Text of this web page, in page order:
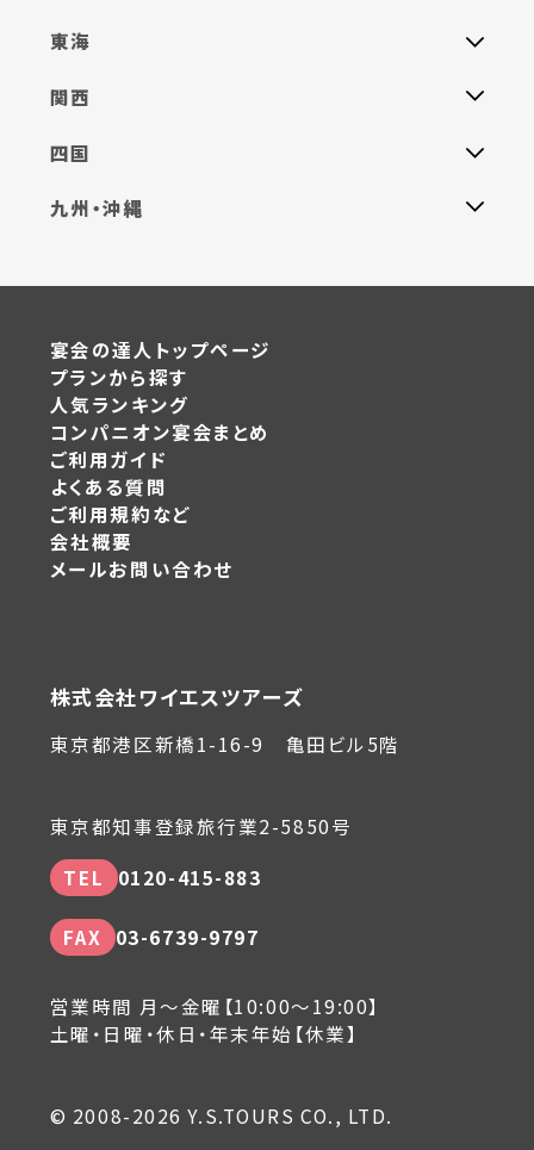
東海
関西
四国
九州・沖縄
宴会の達人トップページ
プランから探す
人気ランキング
コンパニオン宴会まとめ
ご利用ガイド
よくある質問
ご利用規約など
会社概要
メールお問い合わせ
株式会社ワイエスツアーズ
東京都港区新橋1-16-9 亀田ビル5階
東京都知事登録旅行業2-5850号
TEL
0120-415-883
FAX 03-6739-9797
営業時間 月～金曜【10:00～19:00】
土曜・日曜・休日・年末年始【休業】
© 2008-2026 Y.S.TOURS CO., LTD.